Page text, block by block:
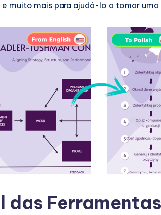
muito mais para ajudá-lo a tomar
das